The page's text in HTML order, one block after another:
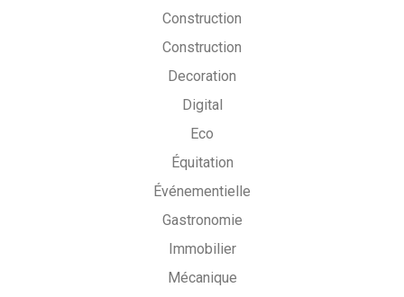
Construction
Construction
Decoration
Digital
Eco
Équitation
Événementielle
Gastronomie
Immobilier
Mécanique